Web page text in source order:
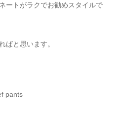
ートがラクでお勧めスタイルで
ばと思います。
pants